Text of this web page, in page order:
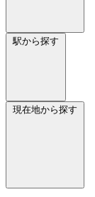
駅から探す
現在地から探す